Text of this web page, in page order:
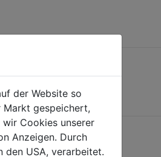
der Website so
Markt gespeichert,
Cookies unserer
Anzeigen. Durch
den USA, verarbeitet.